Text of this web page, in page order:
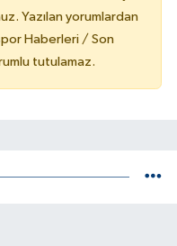
Yazılan yorumlardan
Haberleri / Son
tutulamaz.